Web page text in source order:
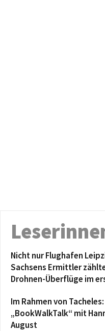
Nicht nur Flughafen
Sachsens Ermittler
Drohnen-Überflüge im
Im Rahmen von Tacheles:
„BookWalkTalk“ mit
August